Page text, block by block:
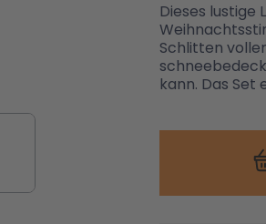
Dieses lustige
Schlitten
kann. Das Set